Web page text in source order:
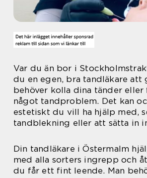
Var du än bor i
du en egen, bra tandläkare att
behöver kolla dina tänder eller
något tandproblem. Det kan
estetiskt du vill ha hjälp med,
tandblekning eller att sätta in
Din tandläkare i Östermalm
med alla sorters ingrepp och
du får ett fint leende. Man